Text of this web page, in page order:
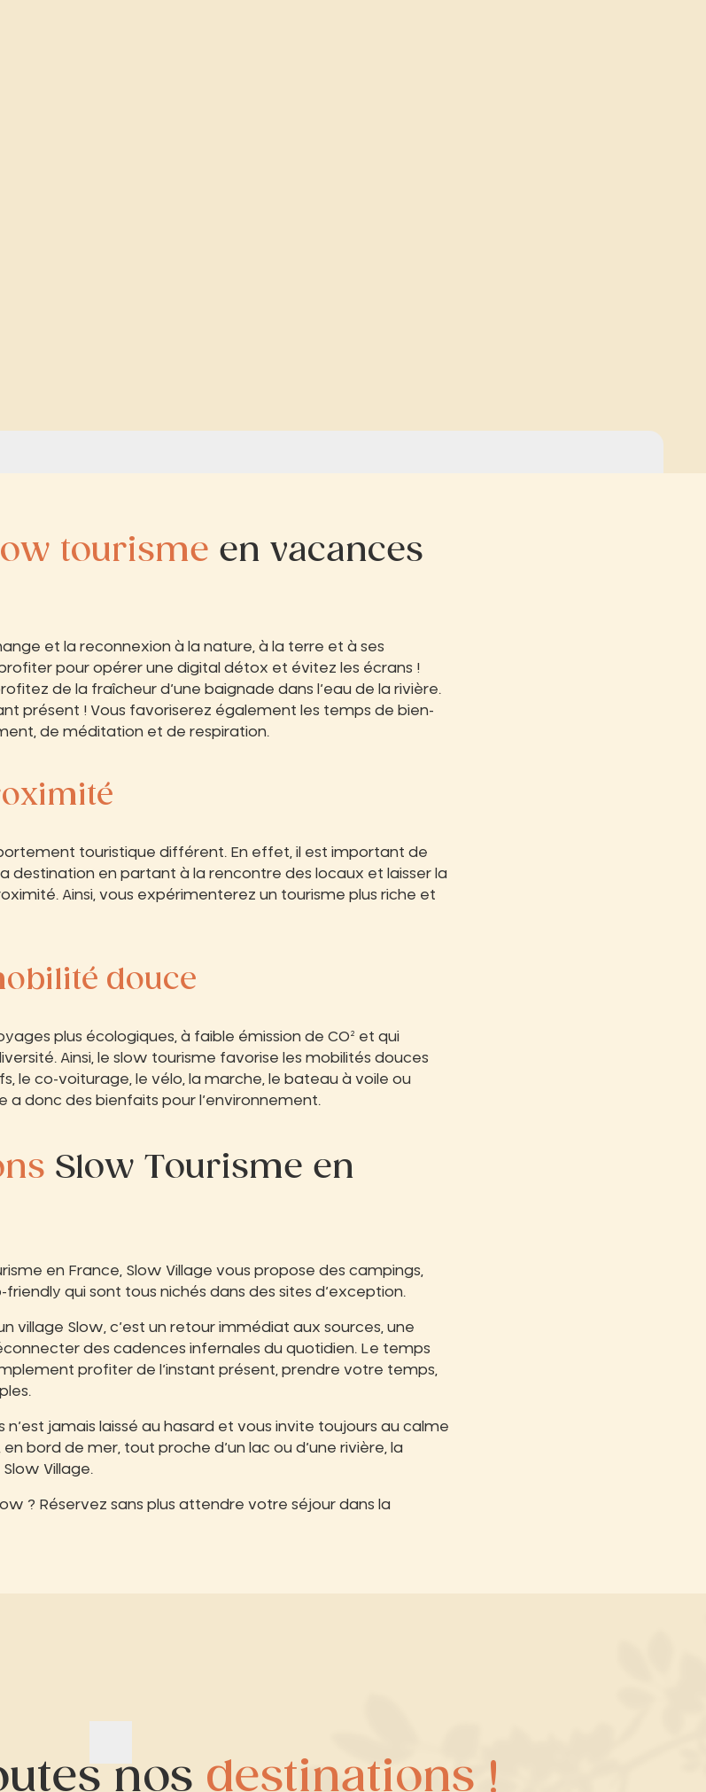
tourisme en vacances
et la reconnexion à la nature, à la terre et à ses
pour opérer une digital détox et évitez les écrans !
de la fraîcheur d’une baignade dans l’eau de la rivière.
présent ! Vous favoriserez également les temps de bien-
de méditation et de respiration.
touristique différent. En effet, il est important de
destination en partant à la rencontre des locaux et laisser la
Ainsi, vous expérimenterez un tourisme plus riche et
douce
plus écologiques, à faible émission de CO² et qui
Ainsi, le slow tourisme favorise les mobilités douces
le co-voiturage, le vélo, la marche, le bateau à voile ou
a donc des bienfaits pour l’environnement.
Slow Tourisme en
en France, Slow Village vous propose des campings,
qui sont tous nichés dans des sites d’exception.
village Slow, c’est un retour immédiat aux sources, une
des cadences infernales du quotidien. Le temps
profiter de l’instant présent, prendre votre temps,
jamais laissé au hasard et vous invite toujours au calme
bord de mer, tout proche d’un lac ou d’une rivière, la
Village.
? Réservez sans plus attendre votre séjour dans la
nos destinations !